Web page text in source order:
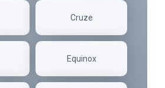
Cruze
Equinox